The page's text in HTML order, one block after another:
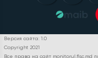
Версия сайта: 1.0
Copyright 2021
Все права на сайт monitorul.fisc.md